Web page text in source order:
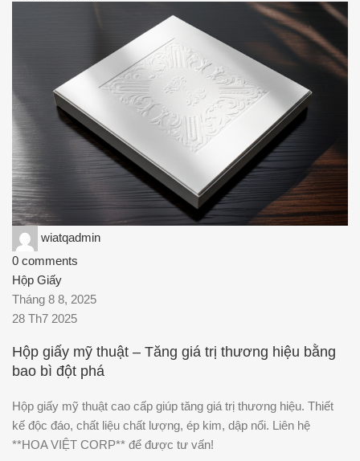
wiatqadmin
0 comments
Hộp Giấy
Tháng 8 8, 2025
28 Th7 2025
Hộp giấy mỹ thuật – Tăng giá trị thương hiệu bằng
bao bì đột phá
Hộp giấy mỹ thuật cao cấp giúp tăng giá trị thương hiệu. Thiết
kế độc đáo, chất liệu chất lượng, ép kim, dập nổi. Liên hệ
**HOA VIỆT CORP** để được tư vấn!